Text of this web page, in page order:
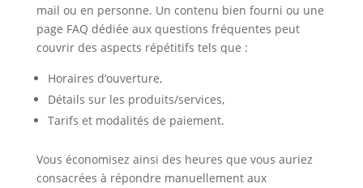
mail ou en personne. Un contenu bien fourni ou une
page FAQ dédiée aux questions fréquentes peut
couvrir des aspects répétitifs tels que :
Horaires d’ouverture,
Détails sur les produits/services,
Tarifs et modalités de paiement.
Vous économisez ainsi des heures que vous auriez
consacrées à répondre manuellement aux